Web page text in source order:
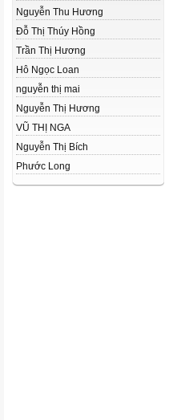
Nguyễn Thu Hương
Đỗ Thị Thúy Hồng
Trần Thị Hương
Hô Ngọc Loan
nguyễn thị mai
Nguyễn Thị Hương
VŨ THỊ NGA
Nguyễn Thị Bích
Phước Long